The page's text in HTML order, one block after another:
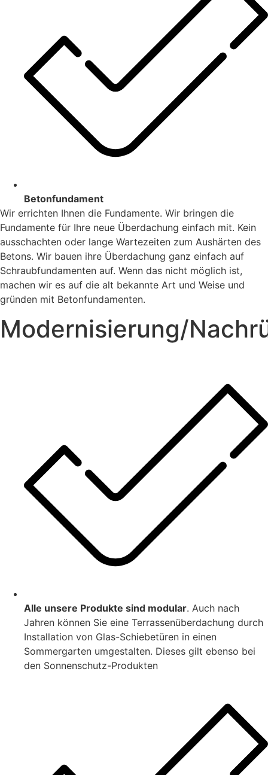
Betonfundament
Wir errichten Ihnen die Fundamente. Wir bringen die
Fundamente für Ihre neue Überdachung einfach mit. Kein
ausschachten oder lange Wartezeiten zum Aushärten des
Betons. Wir bauen ihre Überdachung ganz einfach auf
Schraubfundamenten auf. Wenn das nicht möglich ist,
machen wir es auf die alt bekannte Art und Weise und
gründen mit Betonfundamenten.
Modernisierung/
Alle unsere Produkte sind modular. Auch nach
Jahren können Sie eine Terrassenüberdachung durch
Installation von Glas-Schiebetüren in einen
Sommergarten umgestalten. Dieses gilt ebenso bei
den Sonnenschutz-Produkten